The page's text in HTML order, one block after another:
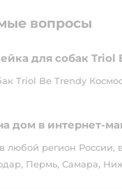
вопросы
для собак Triol
Triol Be Trendy Космос
дом в интернет-
любой регион России,
Пермь, Самара,